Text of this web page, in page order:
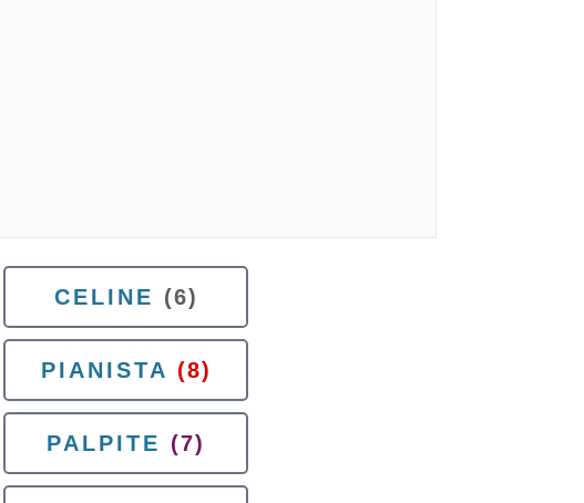
CELINE (6)
PIANISTA (8)
PALPITE (7)